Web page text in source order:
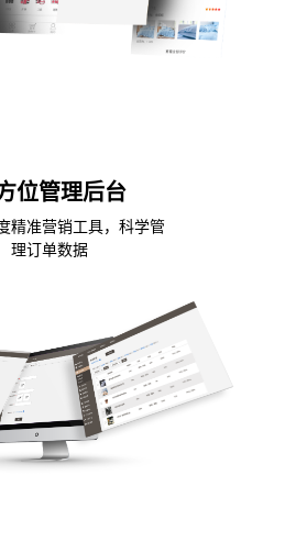
位管理后台
精准营销工具，科学管
理订单数据